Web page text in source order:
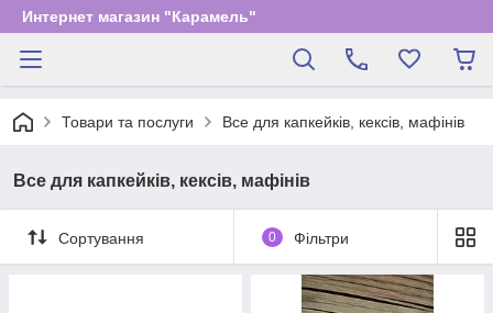
Интернет магазин "Карамель"
Товари та послуги Все для капкейків, кексів, мафінів
Все для капкейків, кексів, мафінів
Сортування 0 Фільтри